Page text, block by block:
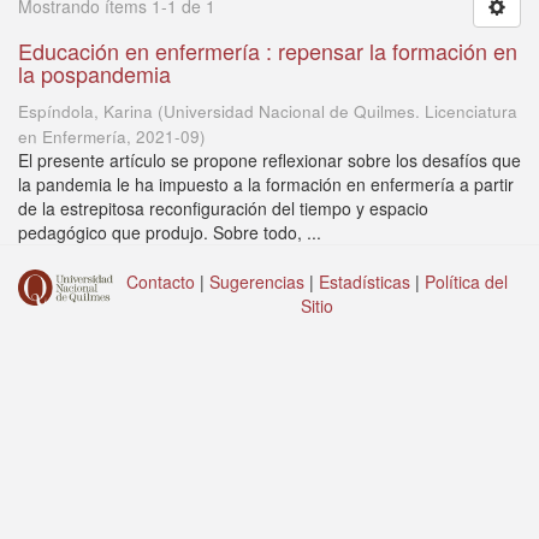
Mostrando ítems 1-1 de 1
Educación en enfermería : repensar la formación en
la pospandemia
Espíndola, Karina (Universidad Nacional de Quilmes. Licenciatura
en Enfermería, 2021-09)
El presente artículo se propone reflexionar sobre los desafíos que
la pandemia le ha impuesto a la formación en enfermería a partir
de la estrepitosa reconfiguración del tiempo y espacio
pedagógico que produjo. Sobre todo, ...
Contacto | Sugerencias | Estadísticas | Política del
Sitio